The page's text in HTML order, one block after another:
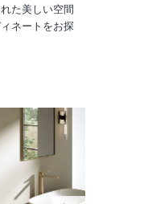
た美しい空間
ネートをお探